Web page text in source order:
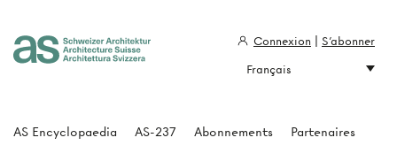
AS Encyclopaedia AS-237 Abonnements
Partenaires
Connexion
S'abonner
Français